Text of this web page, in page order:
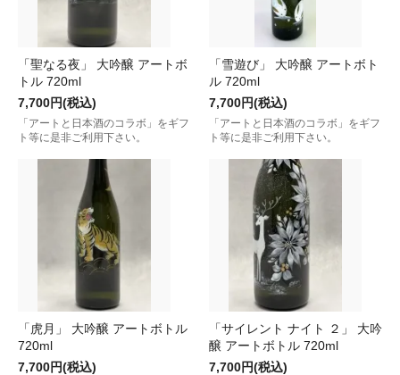
「聖なる夜」 大吟醸 アートボ
トル 720ml
7,700円(税込)
「アートと日本酒のコラボ」をギフ
ト等に是非ご利用下さい。
「雪遊び」 大吟醸 アートボト
ル 720ml
7,700円(税込)
「アートと日本酒のコラボ」をギフ
ト等に是非ご利用下さい。
「虎月」 大吟醸 アートボトル
720ml
7,700円(税込)
「サイレント ナイト ２」 大吟
醸 アートボトル 720ml
7,700円(税込)